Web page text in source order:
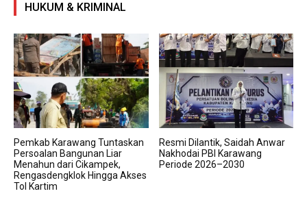
HUKUM & KRIMINAL
Pemkab Karawang Tuntaskan
Persoalan Bangunan Liar
Menahun dari Cikampek,
Rengasdengklok Hingga Akses
Tol Kartim
Resmi Dilantik, Saidah Anwar
Nakhodai PBI Karawang
Periode 2026–2030